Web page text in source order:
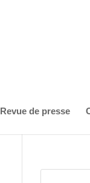
Revue de presse